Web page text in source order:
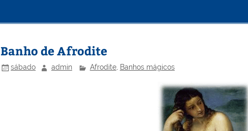
Banho de Afrodite
sábado admin Afrodite, Banhos mágicos